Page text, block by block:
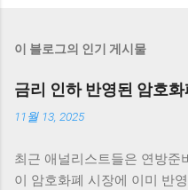
이 블로그의 인기 게시물
금리 인하 반영된 암호
11월 13, 2025
최근 애널리스트들은 연방준
이 암호화폐 시장에 이미 반